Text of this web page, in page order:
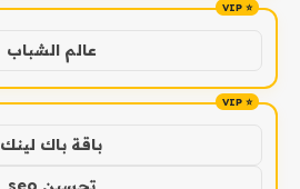
عالم الشباب
باقة باك لينك